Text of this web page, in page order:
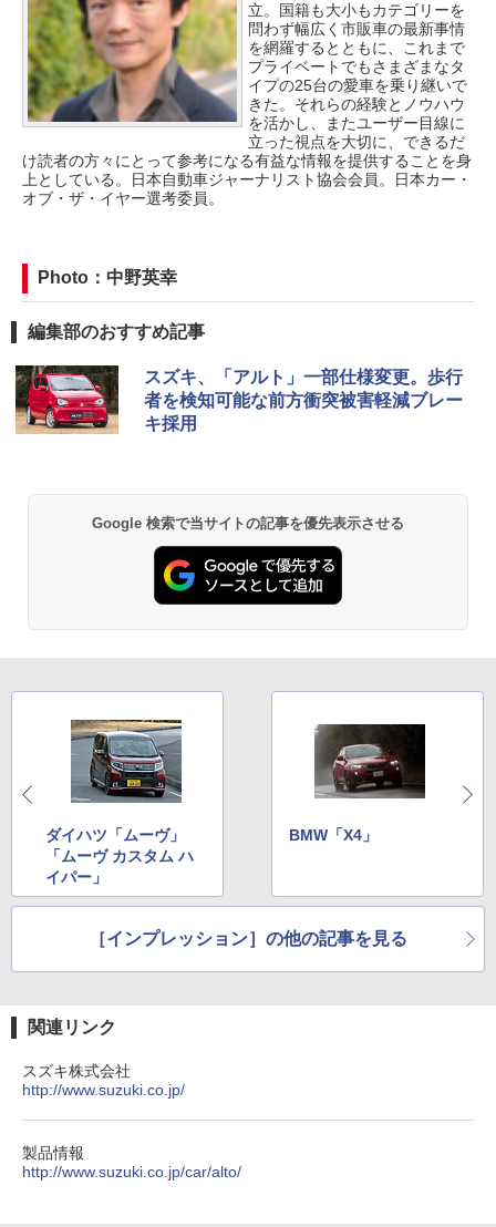
立。国籍も大小もカテゴリーを
問わず幅広く市販車の最新事情
を網羅するとともに、これまで
プライベートでもさまざまなタ
イプの25台の愛車を乗り継いで
きた。それらの経験とノウハウ
を活かし、またユーザー目線に
立った視点を大切に、できるだ
け読者の方々にとって参考になる有益な情報を提供することを身
上としている。日本自動車ジャーナリスト協会会員。日本カー・
オブ・ザ・イヤー選考委員。
Photo：中野英幸
編集部のおすすめ記事
スズキ、「アルト」一部仕様変更。歩行
者を検知可能な前方衝突被害軽減ブレー
キ採用
Google 検索で当サイトの記事を優先表示させる
ダイハツ「ムーヴ」
「ムーヴ カスタム ハ
イパー」
BMW「X4」
［インプレッション］の他の記事を見る
関連リンク
スズキ株式会社
http://www.suzuki.co.jp/
製品情報
http://www.suzuki.co.jp/car/alto/